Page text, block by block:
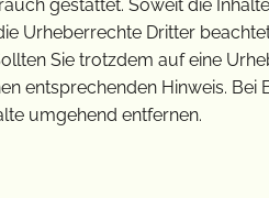
gestattet. Soweit die
Urheberrechte Dritter
Sie trotzdem auf eine
entsprechenden Hinweis.
umgehend entfernen.